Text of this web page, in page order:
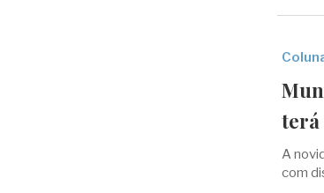
terá
A
com